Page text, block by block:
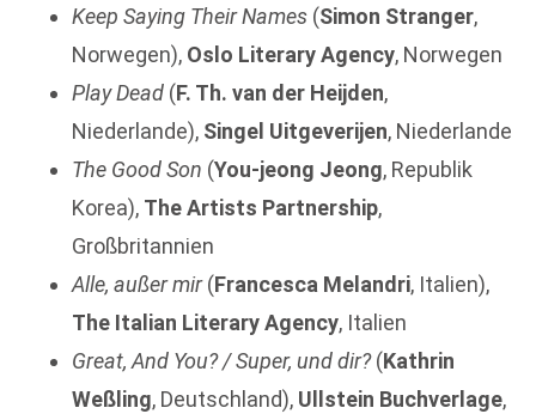
Keep Saying Their Names (Simon Stranger,
Norwegen), Oslo Literary Agency, Norwegen
Play Dead (F. Th. van der Heijden,
Niederlande), Singel Uitgeverijen, Niederlande
The Good Son (You-jeong Jeong, Republik
Korea), The Artists Partnership,
Großbritannien
Alle, außer mir(Francesca Melandri, Italien),
The Italian Literary Agency, Italien
Great, And You?/Super, und dir?(Kathrin
Weßling, Deutschland), Ullstein Buchverlage,